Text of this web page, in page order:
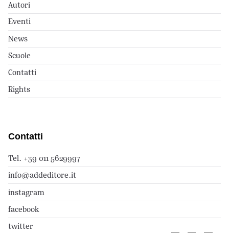
Autori
Eventi
News
Scuole
Contatti
Rights
Contatti
Tel. +39 011 5629997
info@addeditore.it
instagram
facebook
twitter